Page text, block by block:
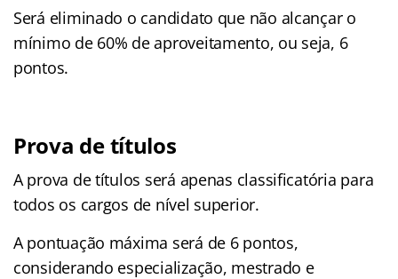
Será eliminado o candidato que não alcançar o
mínimo de 60% de aproveitamento, ou seja, 6
pontos.
Prova de títulos
A prova de títulos será apenas classificatória para
todos os cargos de nível superior.
A pontuação máxima será de 6 pontos,
considerando especialização, mestrado e